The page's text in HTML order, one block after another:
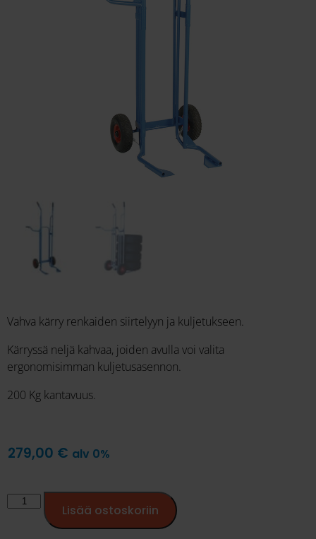
Vahva kärry renkaiden siirtelyyn ja kuljetukseen.
Kärryssä neljä kahvaa, joiden avulla voi valita
ergonomisimman kuljetusasennon.
200 Kg kantavuus.
279,00 € alv 0%
Lisää ostoskoriin